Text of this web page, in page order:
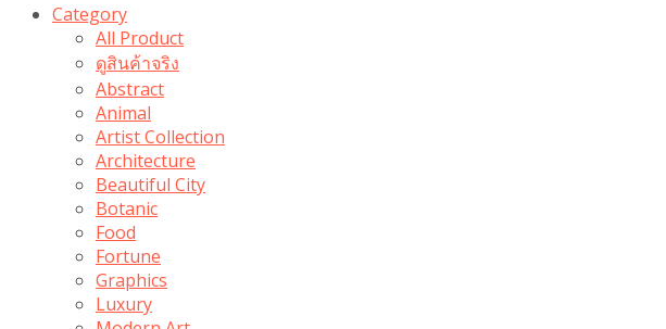
Category
All Product
ดูสินค้าจริง
Abstract
Animal
Artist Collection
Architecture
Beautiful City
Botanic
Food
Fortune
Graphics
Luxury